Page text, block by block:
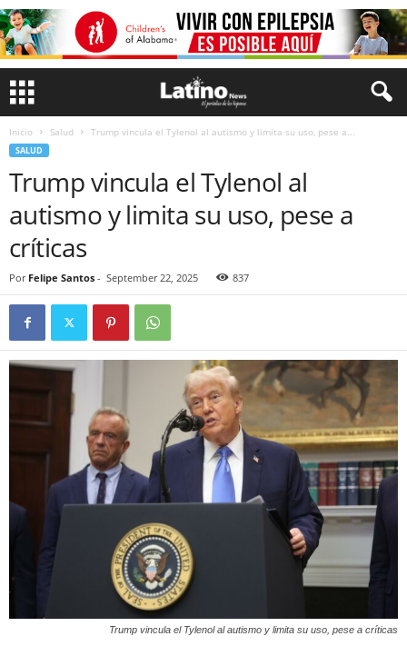
Inicio Salud Trump vincula el Tylenol al autismo y limita su uso, pese a...
SALUD
Trump vincula el Tylenol al
autismo y limita su uso, pese a
críticas
Por Felipe Santos - September 22, 2025 837
Trump vincula el Tylenol al autismo y limita su uso, pese a críticas